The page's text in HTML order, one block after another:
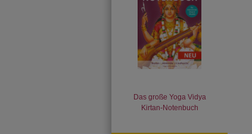
Das große Yoga Vidya
Kirtan-Notenbuch